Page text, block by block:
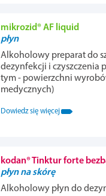
mikrozid® AF liquid
płyn
Alkoholowy preparat do
dezynfekcji i czyszczenia
tym - powierzchni
medycznych)
Dowiedz się więcej
kodan® Tinktur forte
płyn na skórę
Alkoholowy płyn do